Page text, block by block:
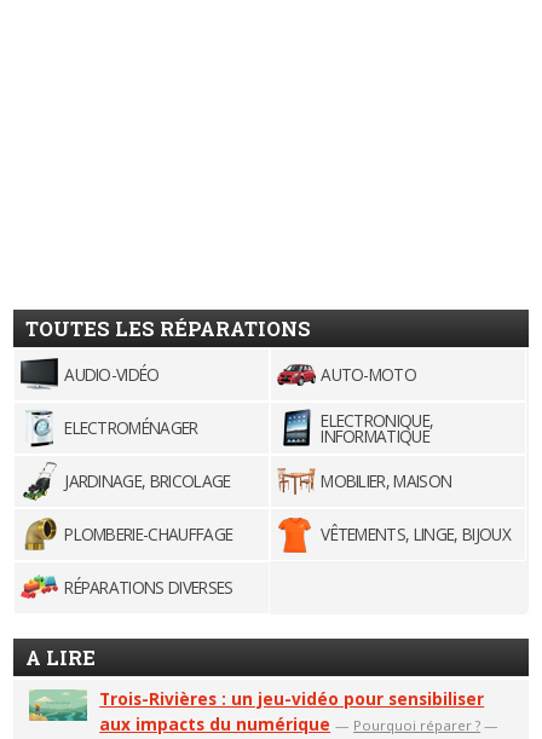
TOUTES LES RÉPARATIONS
AUDIO-VIDÉO AUTO-MOTO
ELECTROMÉNAGER ELECTRONIQUE,
INFORMATIQUE
JARDINAGE, BRICOLAGE
MOBILIER, MAISON
PLOMBERIE-CHAUFFAGE VÊTEMENTS, LINGE, BIJOUX
RÉPARATIONS DIVERSES
A LIRE
Trois-Rivières : un jeu-vidéo pour sensibiliser
aux impacts du numérique — Pourquoi réparer ? —